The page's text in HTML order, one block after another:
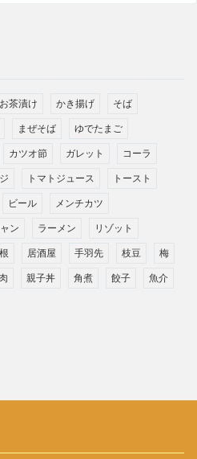
お茶漬け かき揚げ そば
まぜそば ゆでたまご
カツオ節 ガレット コーラ
トマトジュース トースト
ビール メンチカツ
ン ラーメン リゾット
居酒屋 手羽先 枝豆 梅
肉 親子丼 角煮 餃子 魚介